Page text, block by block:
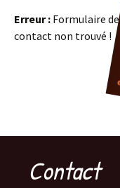
Erreur : Formulaire de
contact non trouvé !
Contact